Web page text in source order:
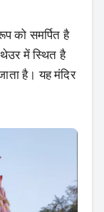
को समर्पित है
में स्थित है
है। यह मंदिर